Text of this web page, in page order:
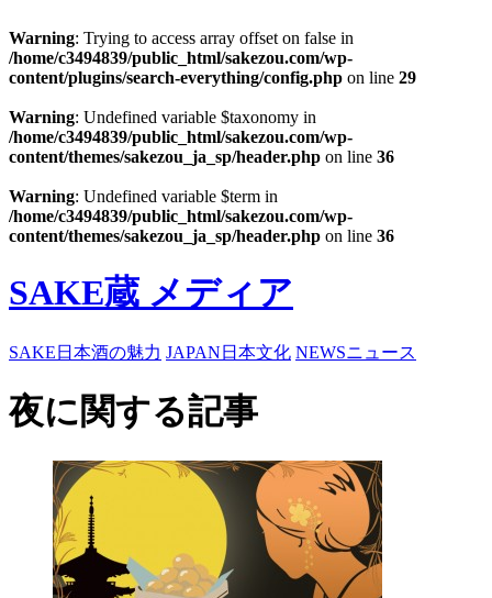
Warning: Trying to access array offset on false in
/home/c3494839/public_html/sakezou.com/wp-
content/plugins/search-everything/config.php on line 29
Warning: Undefined variable $taxonomy in
/home/c3494839/public_html/sakezou.com/wp-
content/themes/sakezou_ja_sp/header.php on line 36
Warning: Undefined variable $term in
/home/c3494839/public_html/sakezou.com/wp-
content/themes/sakezou_ja_sp/header.php on line 36
SAKE蔵 メディア
SAKE 日本酒の魅力 JAPAN 日本文化 NEWSニュース
夜に関する記事